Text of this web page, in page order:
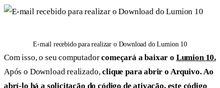
E-mail recebido para realizar o Download do Lumion 10
Com isso, o seu computadorcomeçará a baixar o Lumion 10.
Após o Download realizado, clique para abrir o Arquivo. Ao
abrí-lo há a solicitação do código de ativação, este código